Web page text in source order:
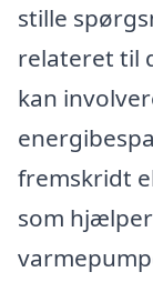
stille
relateret til
kan
fremskridt
som